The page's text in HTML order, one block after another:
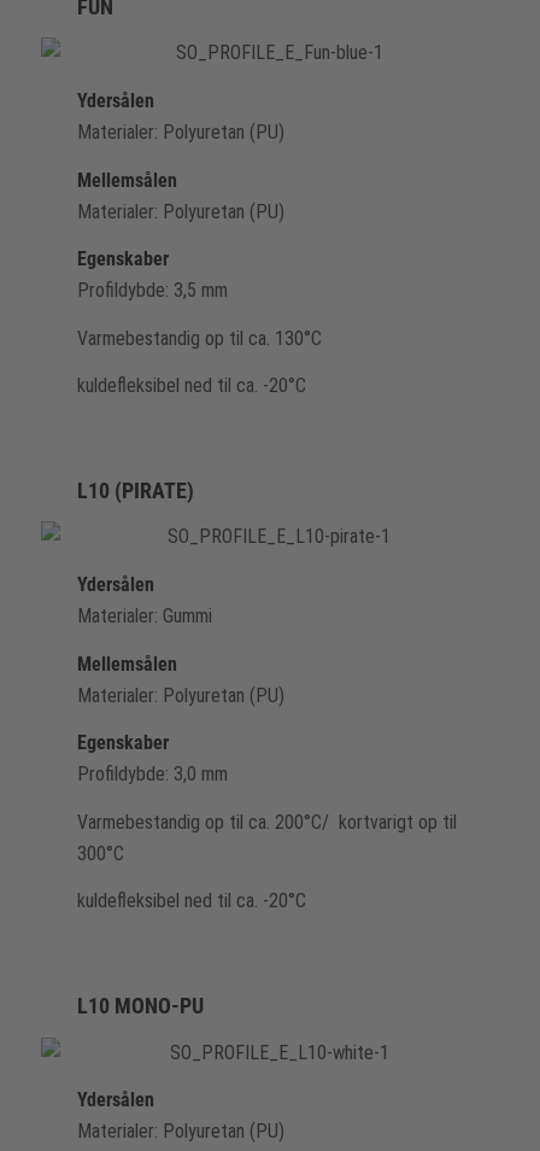
FUN
Ydersålen
Materialer: Polyuretan (PU)
Mellemsålen
Materialer: Polyuretan (PU)
Egenskaber
Profildybde: 3,5 mm
Varmebestandig op til ca. 130°C
kuldefleksibel ned til ca. -20°C
L10 (PIRATE)
Ydersålen
Materialer: Gummi
Mellemsålen
Materialer: Polyuretan (PU)
Egenskaber
Profildybde: 3,0 mm
Varmebestandig op til ca. 200°C/ kortvarigt op til
300°C
kuldefleksibel ned til ca. -20°C
L10 MONO-PU
Ydersålen
Materialer: Polyuretan (PU)